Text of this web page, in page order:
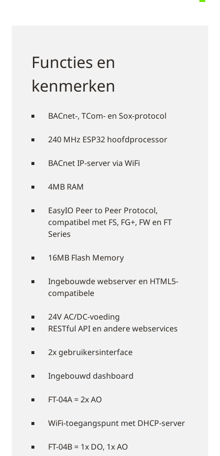
Functies en
kenmerken
BACnet-, TCom- en Sox-protocol
240 MHz ESP32 hoofdprocessor
BACnet IP-server via WiFi
4MB RAM
EasyIO Peer to Peer Protocol,
compatibel met FS, FG+, FW en FT
Series
16MB Flash Memory
Ingebouwde webserver en HTML5-
compatibele
24V AC/DC-voeding
RESTful API en andere webservices
2x gebruikersinterface
Ingebouwd dashboard
FT-04A = 2x AO
WiFi-toegangspunt met DHCP-server
FT-04B = 1x DO, 1x AO